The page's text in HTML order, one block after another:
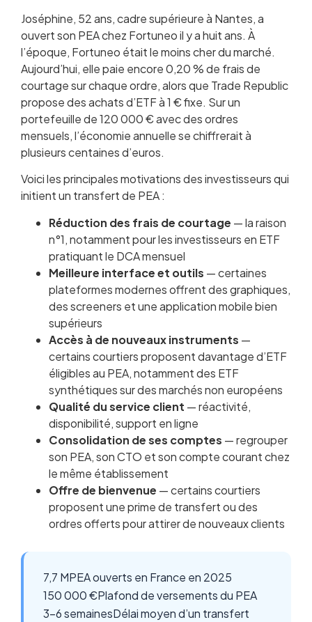
Joséphine, 52 ans, cadre supérieure à Nantes, a
ouvert son PEA chez Fortuneo il y a huit ans. À
l’époque, Fortuneo était le moins cher du marché.
Aujourd’hui, elle paie encore 0,20 % de frais de
courtage sur chaque ordre, alors que Trade Republic
propose des achats d’ETF à 1 € fixe. Sur un
portefeuille de 120 000 € avec des ordres
mensuels, l’économie annuelle se chiffrerait à
plusieurs centaines d’euros.
Voici les principales motivations des investisseurs qui
initient un transfert de PEA :
Réduction des frais de courtage — la raison
n°1, notamment pour les investisseurs en ETF
pratiquant le DCA mensuel
Meilleure interface et outils — certaines
plateformes modernes offrent des graphiques,
des screeners et une application mobile bien
supérieurs
Accès à de nouveaux instruments —
certains courtiers proposent davantage d’ETF
éligibles au PEA, notamment des ETF
synthétiques sur des marchés non européens
Qualité du service client — réactivité,
disponibilité, support en ligne
Consolidation de ses comptes — regrouper
son PEA, son CTO et son compte courant chez
le même établissement
Offre de bienvenue — certains courtiers
proposent une prime de transfert ou des
ordres offerts pour attirer de nouveaux clients
7,7 MPEA ouverts en France en 2025
150 000 €Plafond de versements du PEA
3-6 semainesDélai moyen d’un transfert